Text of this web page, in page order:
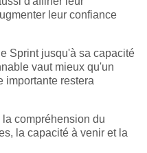
leur confiance
Sprint jusqu'à sa capacité
vaut mieux qu'un
importante restera
compréhension du
la capacité à venir et la